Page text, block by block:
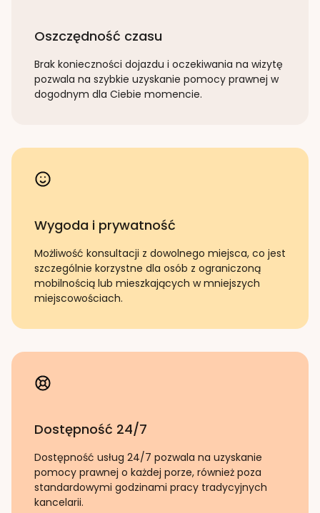
Oszczędność czasu
Brak konieczności dojazdu i oczekiwania na wizytę
pozwala na szybkie uzyskanie pomocy prawnej w
dogodnym dla Ciebie momencie.
Wygoda i prywatność
Możliwość konsultacji z dowolnego miejsca, co jest
szczególnie korzystne dla osób z ograniczoną
mobilnością lub mieszkających w mniejszych
miejscowościach.
Dostępność 24/7
Dostępność usług 24/7 pozwala na uzyskanie
pomocy prawnej o każdej porze, również poza
standardowymi godzinami pracy tradycyjnych
kancelarii.